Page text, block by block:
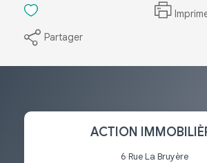
Partager
ACTION
6 Rue La Bruyère